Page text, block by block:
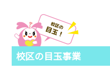
校区の目玉事業